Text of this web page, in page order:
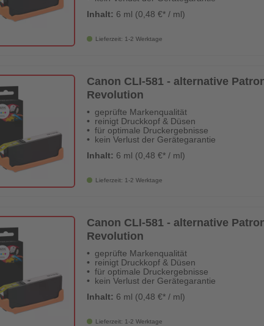
Inhalt: 6 ml (0,48 €* / ml)
Lieferzeit: 1-2 Werktage
Canon CLI-581 - alternative
Revolution
geprüfte Markenqualität
reinigt Druckkopf & Düsen
für optimale Druckergebnisse
kein Verlust der Gerätegarantie
Inhalt: 6 ml (0,48 €* / ml)
Lieferzeit: 1-2 Werktage
Canon CLI-581 - alternative
Revolution
geprüfte Markenqualität
reinigt Druckkopf & Düsen
für optimale Druckergebnisse
kein Verlust der Gerätegarantie
Inhalt: 6 ml (0,48 €* / ml)
Lieferzeit: 1-2 Werktage